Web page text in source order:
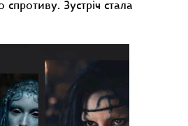
Зустріч стала